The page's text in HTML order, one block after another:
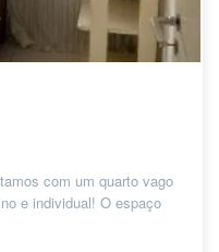
com um quarto vago
e individual! O espaço